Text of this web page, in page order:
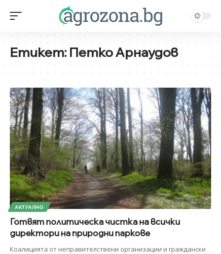
Етикет:Петко Арнаудов
АКТУАЛНО
Готвят политическа чистка на всички
директори на природни паркове
Коалицията от неправителствени организации и граждански